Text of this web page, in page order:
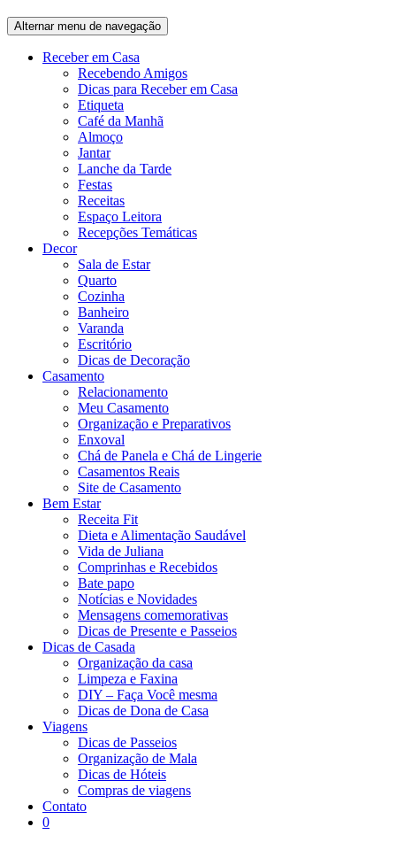
Alternar menu de navegação
Receber em Casa
Recebendo Amigos
Dicas para Receber em Casa
Etiqueta
Café da Manhã
Almoço
Jantar
Lanche da Tarde
Festas
Receitas
Espaço Leitora
Recepções Temáticas
Decor
Sala de Estar
Quarto
Cozinha
Banheiro
Varanda
Escritório
Dicas de Decoração
Casamento
Relacionamento
Meu Casamento
Organização e Preparativos
Enxoval
Chá de Panela e Chá de Lingerie
Casamentos Reais
Site de Casamento
Bem Estar
Receita Fit
Dieta e Alimentação Saudável
Vida de Juliana
Comprinhas e Recebidos
Bate papo
Notícias e Novidades
Mensagens comemorativas
Dicas de Presente e Passeios
Dicas de Casada
Organização da casa
Limpeza e Faxina
DIY – Faça Você mesma
Dicas de Dona de Casa
Viagens
Dicas de Passeios
Organização de Mala
Dicas de Hóteis
Compras de viagens
Contato
0